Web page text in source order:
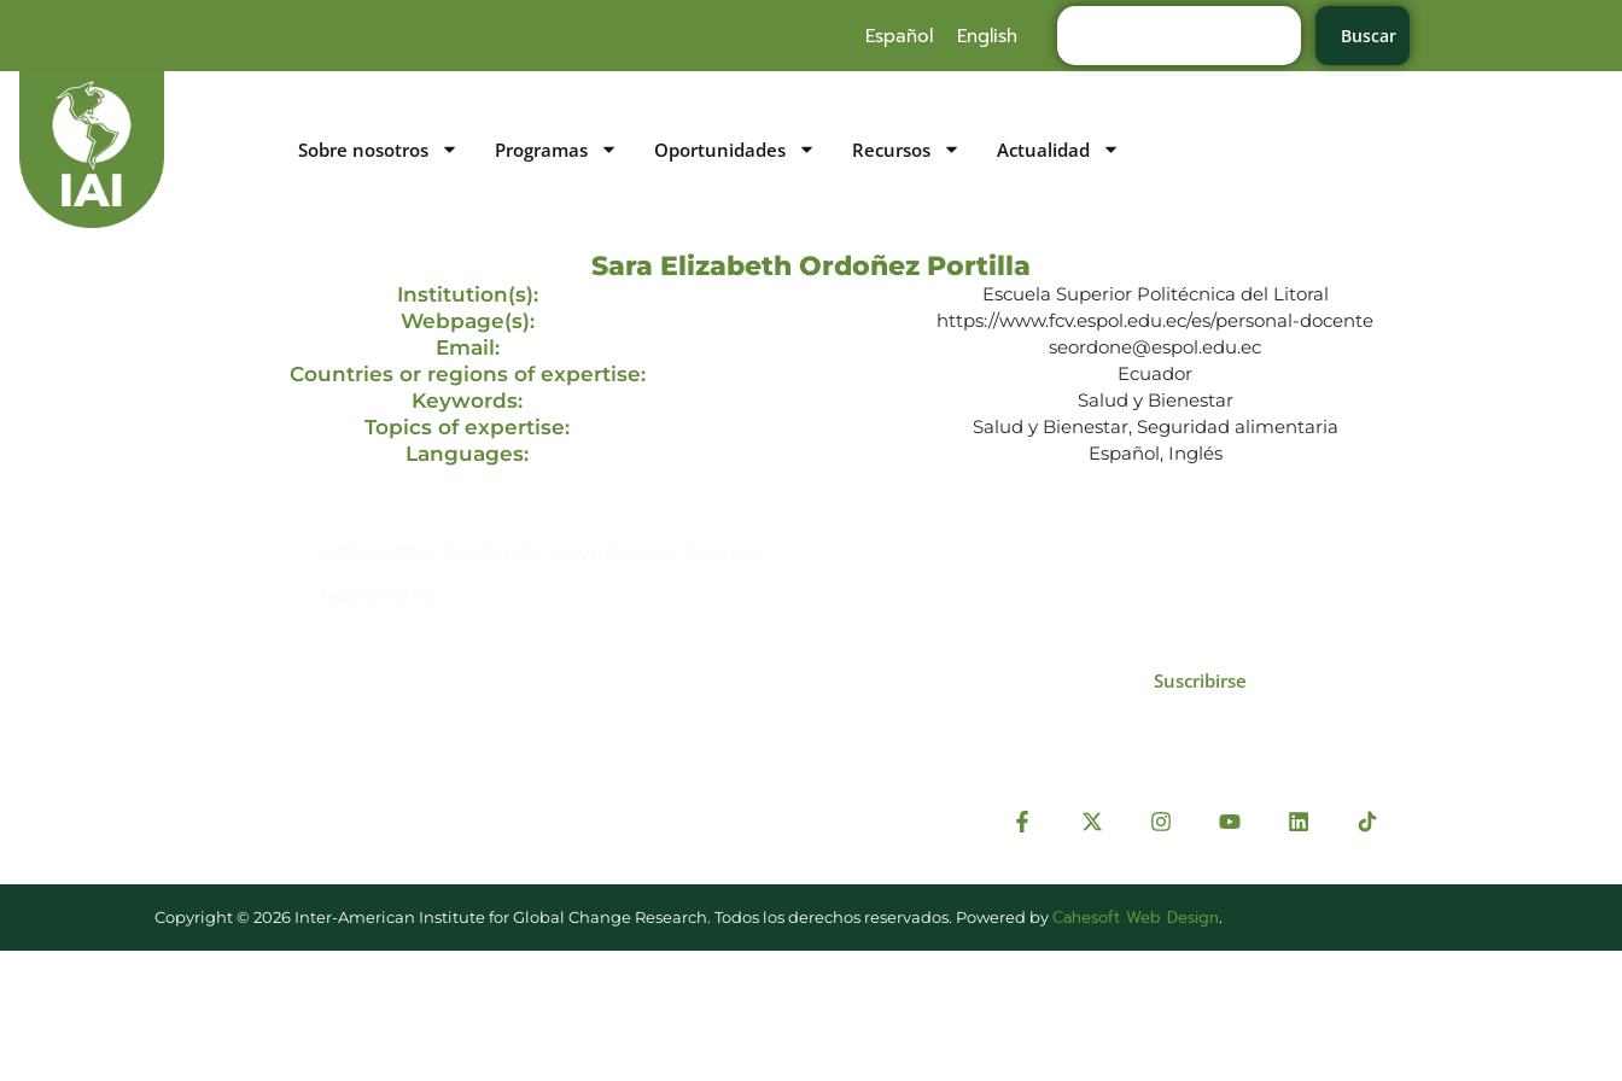
Español English Buscar
Sobre nosotros Programas Oportunidades Recursos Actualidad
Sara Elizabeth Ordoñez Portilla
Institution(s): Escuela Superior Politécnica del Litoral
Webpage(s): https://www.fcv.espol.edu.ec/es/personal-docente
Email: seordone@espol.edu.ec
Countries or regions of expertise: Ecuador
Keywords: Salud y Bienestar
Topics of expertise: Salud y Bienestar, Seguridad alimentaria
Languages: Español, Inglés
Suscribirse
Copyright © 2026 Inter-American Institute for Global Change Research. Todos los derechos reservados. Powered byCahesoft Web Design.